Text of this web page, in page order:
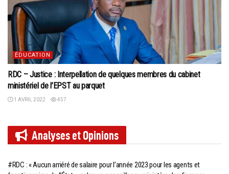
ÉDUCATION
RDC – Justice : Interpellation de quelques membres du cabinet
ministériel de l’EPST au parquet
1 AVRIL 2022 457
Analyses etOpinions
#RDC : « Aucun arriéré de salaire pour l’année 2023 pour les agents et